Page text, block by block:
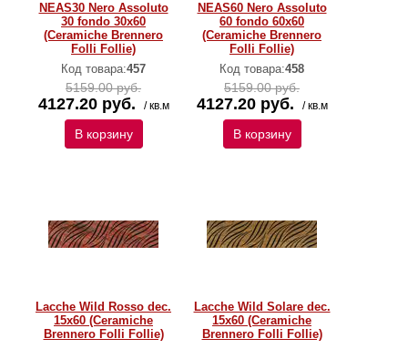
NEAS30 Nero Assoluto
30 fondo 30x60
(Ceramiche Brennero
Folli Follie)
Код товара:457
5159.00 руб.
4127.20 руб. / кв.м
В корзину
NEAS60 Nero Assoluto
60 fondo 60x60
(Ceramiche Brennero
Folli Follie)
Код товара:458
5159.00 руб.
4127.20 руб. / кв.м
В корзину
Lacche Wild Rosso dec.
15x60 (Ceramiche
Brennero Folli Follie)
Lacche Wild Solare dec.
15x60 (Ceramiche
Brennero Folli Follie)